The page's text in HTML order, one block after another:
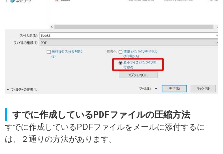
すでに作成しているPDFファイルの圧縮方法
すでに作成しているPDFファイルをメールに添付するに
は、２通りの方法があります。